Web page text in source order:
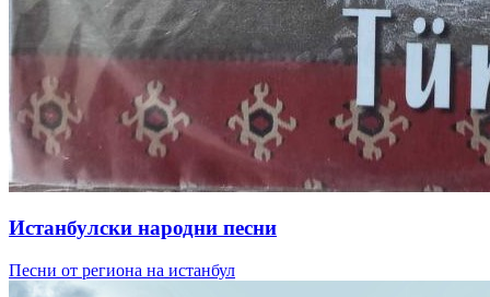
Истанбулски народни песни
Песни от региона на истанбул